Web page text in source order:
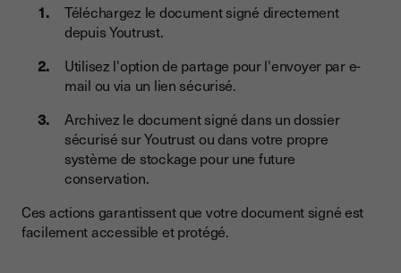
Téléchargez le document signé directement
depuis Youtrust.
Utilisez l'option de partage pour l'envoyer par e-
mail ou via un lien sécurisé.
Archivez le document signé dans un dossier
sécurisé sur Youtrust ou dans votre propre
système de stockage pour une future
conservation.
Ces actions garantissent que votre document signé est
facilement accessible et protégé.